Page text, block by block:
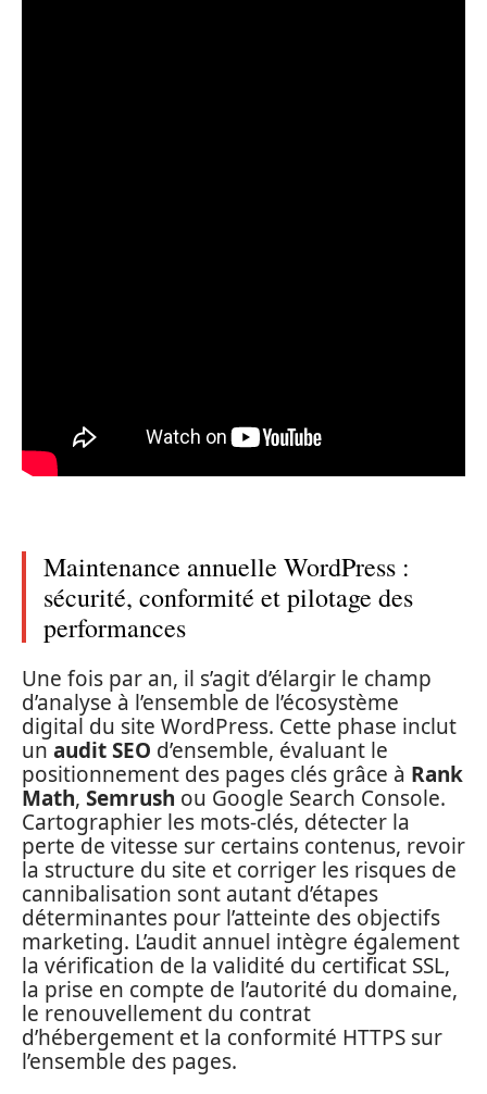
Maintenance annuelle WordPress :
sécurité, conformité et pilotage des
performances
Une fois par an, il s’agit d’élargir le champ
d’analyse à l’ensemble de l’écosystème
digital du site WordPress. Cette phase inclut
un audit SEO d’ensemble, évaluant le
positionnement des pages clés grâce à Rank
Math, Semrush ou Google Search Console.
Cartographier les mots-clés, détecter la
perte de vitesse sur certains contenus, revoir
la structure du site et corriger les risques de
cannibalisation sont autant d’étapes
déterminantes pour l’atteinte des objectifs
marketing. L’audit annuel intègre également
la vérification de la validité du certificat SSL,
la prise en compte de l’autorité du domaine,
le renouvellement du contrat
d’hébergement et la conformité HTTPS sur
l’ensemble des pages.